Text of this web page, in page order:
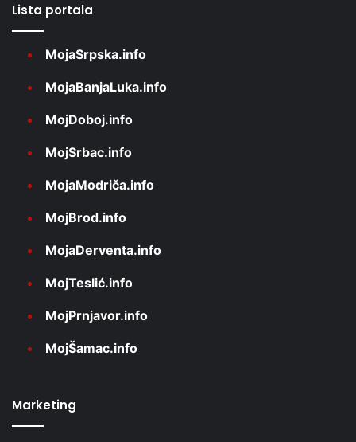
Lista portala
MojaSrpska.info
MojaBanjaLuka.info
MojDoboj.info
MojSrbac.info
MojaModriča.info
MojBrod.info
MojaDerventa.info
MojTeslić.info
MojPrnjavor.info
MojŠamac.info
Marketing